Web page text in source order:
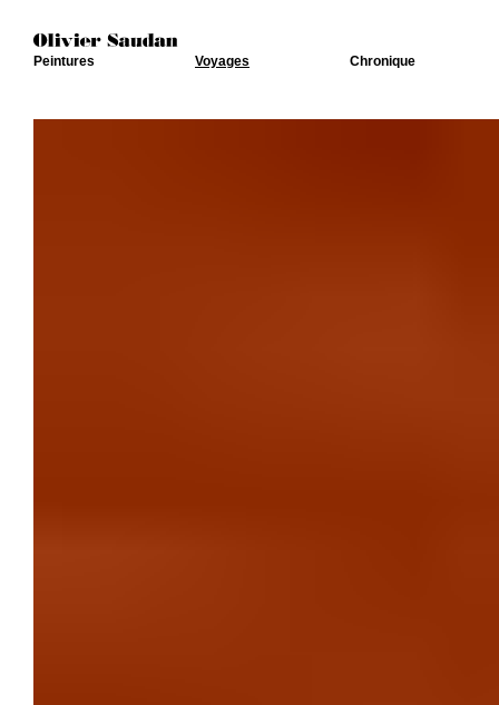
Peintures Voyages Chronique